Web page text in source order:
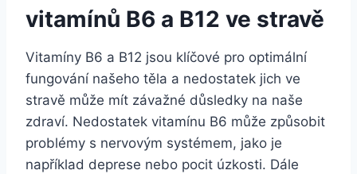
vitamínů B6 a B12 ve stravě
Vitamíny B6 a B12 jsou klíčové pro optimální
fungování našeho těla a nedostatek jich ve
stravě může mít závažné důsledky na naše
zdraví. Nedostatek vitamínu B6 může způsobit
problémy s nervovým systémem, jako je
například deprese nebo pocit úzkosti. Dále